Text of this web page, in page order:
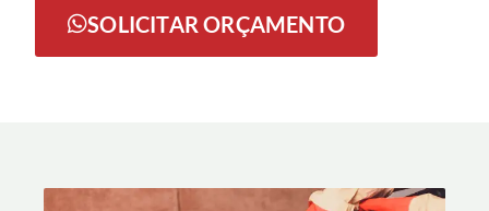
SOLICITAR ORÇAMENTO